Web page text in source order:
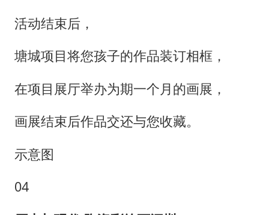
活动结束后，
塘城项目将您孩子的作品装订相框，
在项目展厅举办为期一个月的画展，
画展结束后作品交还与您收藏。
示意图
04